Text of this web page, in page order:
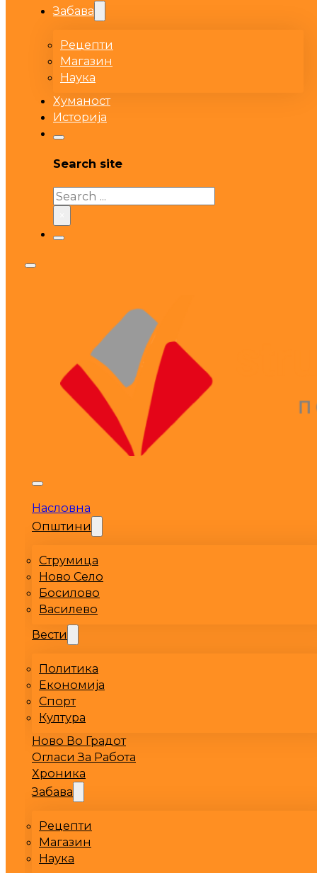
Забава
Рецепти
Магазин
Наука
Хуманост
Историја
Search site
Search
Насловна
Општини
Струмица
Ново Село
Босилово
Василево
Вести
Политика
Економија
Спорт
Култура
Ново Во Градот
Огласи За Работа
Хроника
Забава
Рецепти
Магазин
Наука